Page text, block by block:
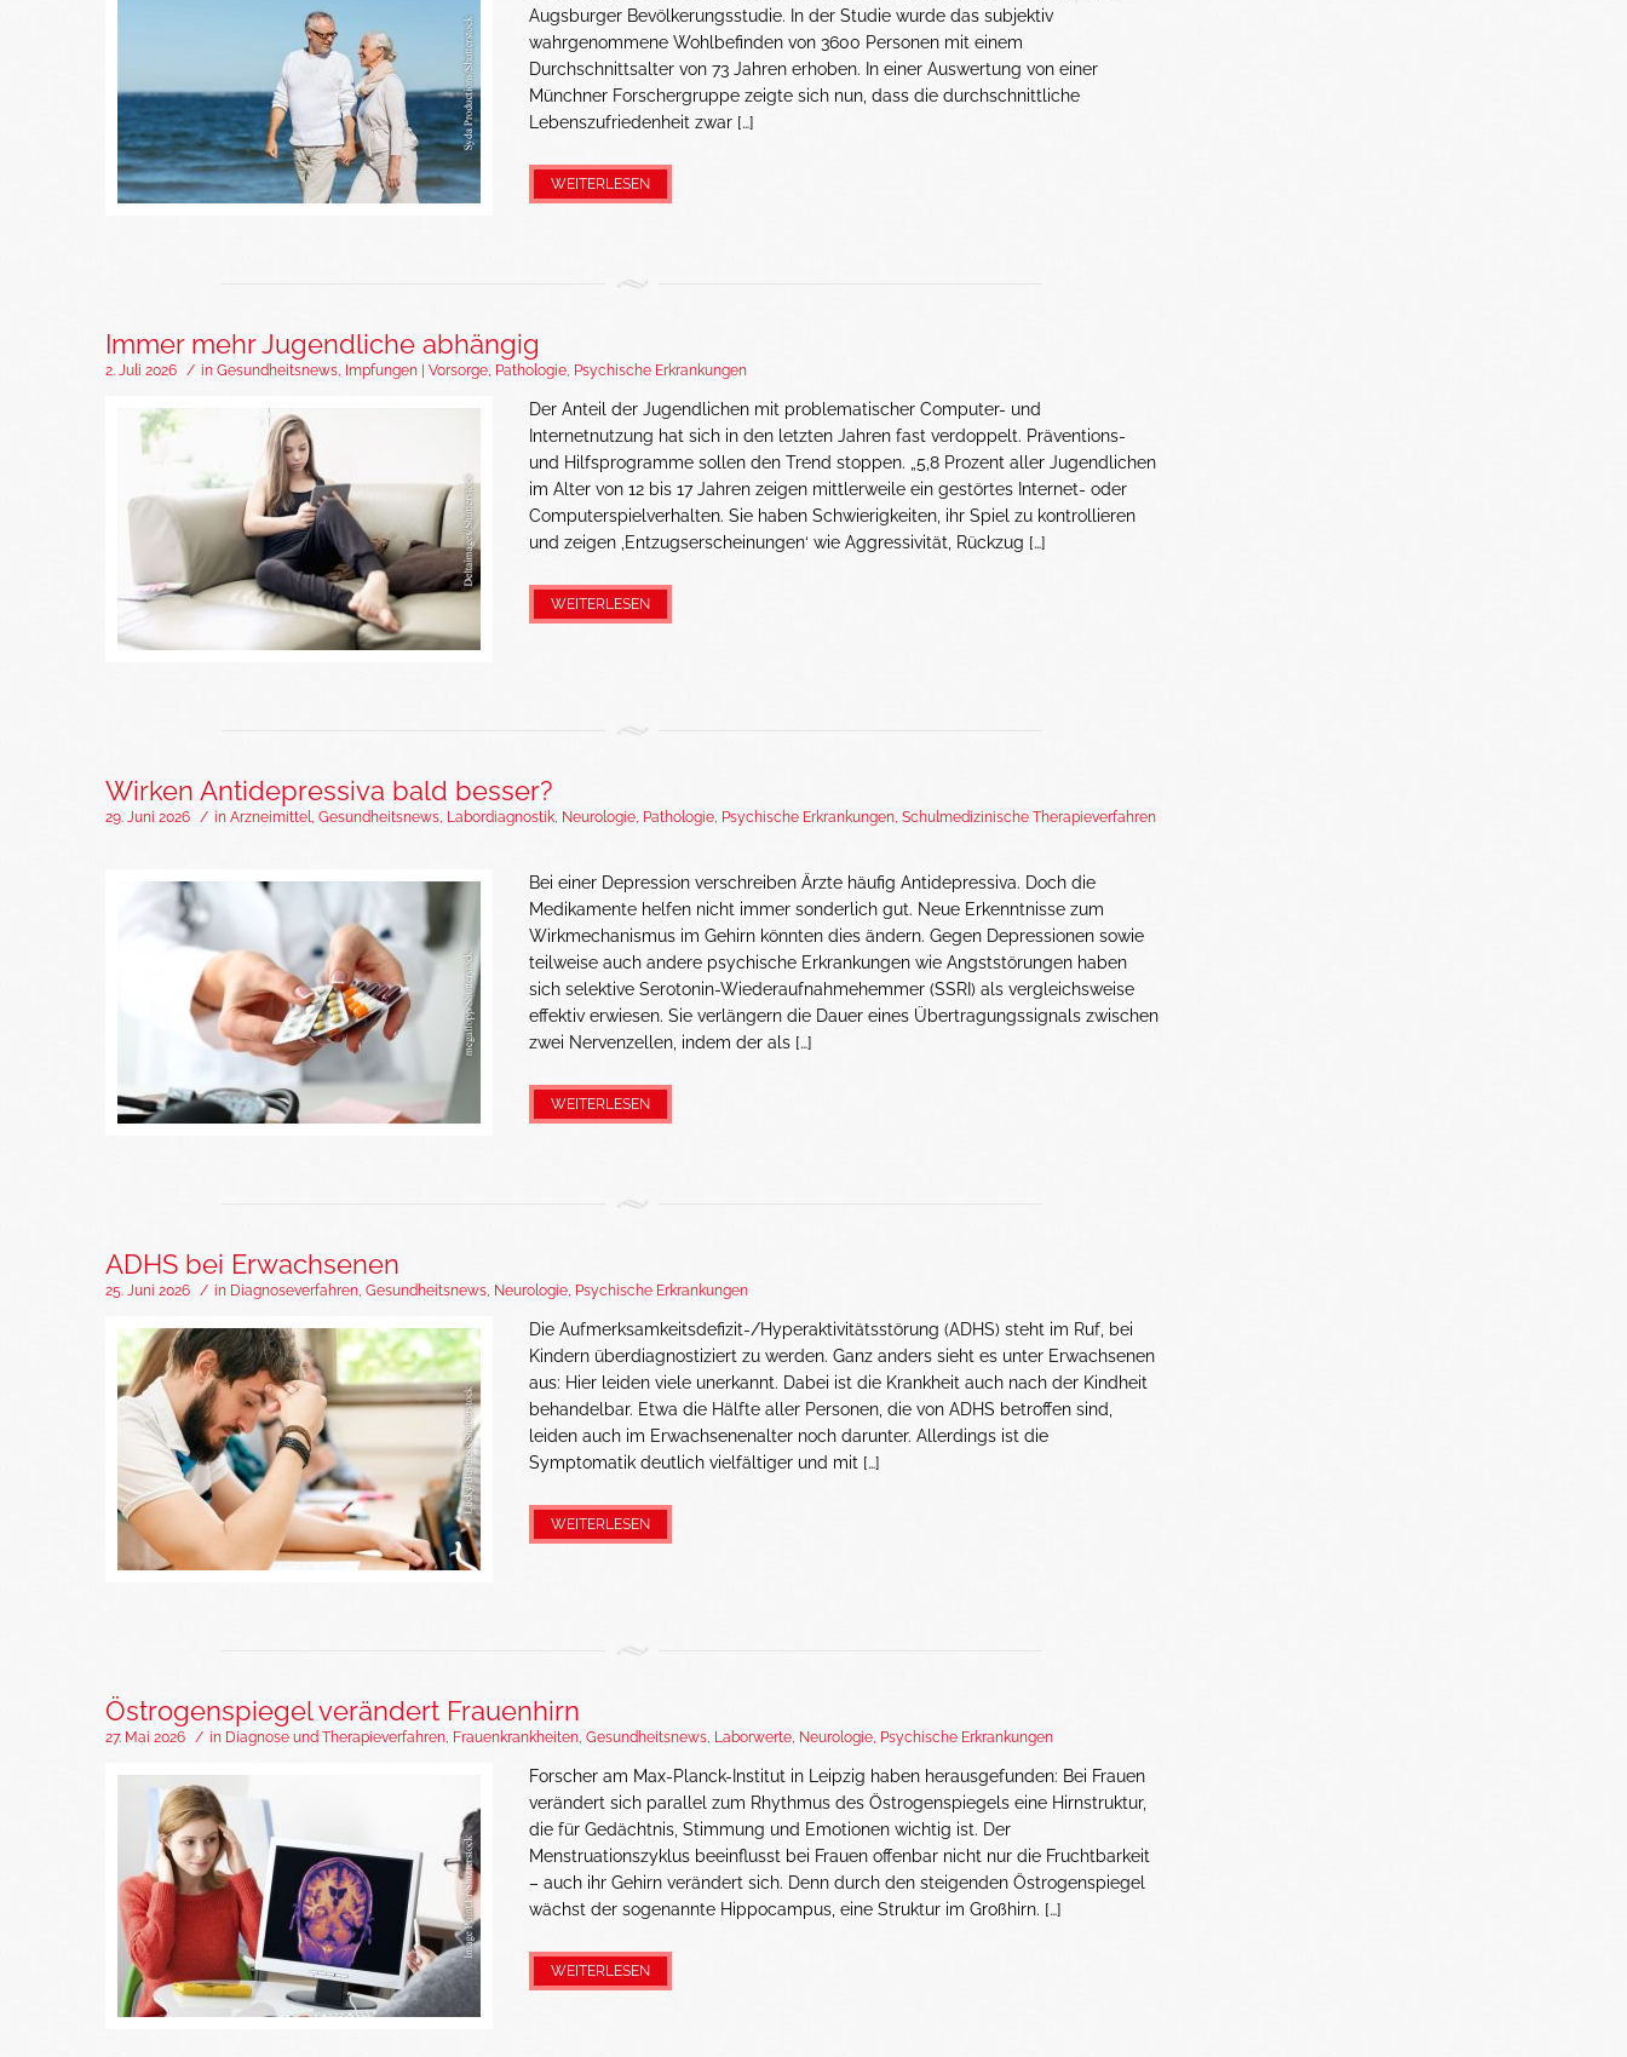
Augsburger Bevölkerungsstudie. In der Studie wurde das subjektiv
wahrgenommene Wohlbefinden von 3600 Personen mit einem
Durchschnittsalter von 73 Jahren erhoben. In einer Auswertung von einer
Münchner Forschergruppe zeigte sich nun, dass die durchschnittliche
Lebenszufriedenheit zwar […]
WEITERLESEN
Immer mehr Jugendliche abhängig
2. Juli 2026 / in Gesundheitsnews, Impfungen | Vorsorge, Pathologie, Psychische Erkrankungen
Der Anteil der Jugendlichen mit problematischer Computer- und
Internetnutzung hat sich in den letzten Jahren fast verdoppelt. Präventions-
und Hilfsprogramme sollen den Trend stoppen. „5,8 Prozent aller Jugendlichen
im Alter von 12 bis 17 Jahren zeigen mittlerweile ein gestörtes Internet- oder
Computerspielverhalten. Sie haben Schwierigkeiten, ihr Spiel zu kontrollieren
und zeigen ‚Entzugserscheinungen‘ wie Aggressivität, Rückzug […]
WEITERLESEN
Wirken Antidepressiva bald besser?
29. Juni 2026 / in Arzneimittel, Gesundheitsnews, Labordiagnostik, Neurologie, Pathologie, Psychische Erkrankungen, Schulmedizinische Therapieverfahren
Bei einer Depression verschreiben Ärzte häufig Antidepressiva. Doch die
Medikamente helfen nicht immer sonderlich gut. Neue Erkenntnisse zum
Wirkmechanismus im Gehirn könnten dies ändern. Gegen Depressionen sowie
teilweise auch andere psychische Erkrankungen wie Angststörungen haben
sich selektive Serotonin-Wiederaufnahmehemmer (SSRI) als vergleichsweise
effektiv erwiesen. Sie verlängern die Dauer eines Übertragungssignals zwischen
zwei Nervenzellen, indem der als […]
WEITERLESEN
ADHS bei Erwachsenen
25. Juni 2026 / in Diagnoseverfahren, Gesundheitsnews, Neurologie, Psychische Erkrankungen
Die Aufmerksamkeitsdefizit-/Hyperaktivitätsstörung (ADHS) steht im Ruf, bei
Kindern überdiagnostiziert zu werden. Ganz anders sieht es unter Erwachsenen
aus: Hier leiden viele unerkannt. Dabei ist die Krankheit auch nach der Kindheit
behandelbar. Etwa die Hälfte aller Personen, die von ADHS betroffen sind,
leiden auch im Erwachsenenalter noch darunter. Allerdings ist die
Symptomatik deutlich vielfältiger und mit […]
WEITERLESEN
Östrogenspiegel verändert Frauenhirn
27. Mai 2026 / in Diagnose und Therapieverfahren, Frauenkrankheiten, Gesundheitsnews, Laborwerte, Neurologie, Psychische Erkrankungen
Forscher am Max-Planck-Institut in Leipzig haben herausgefunden: Bei Frauen
verändert sich parallel zum Rhythmus des Östrogenspiegels eine Hirnstruktur,
die für Gedächtnis, Stimmung und Emotionen wichtig ist. Der
Menstruationszyklus beeinflusst bei Frauen offenbar nicht nur die Fruchtbarkeit
– auch ihr Gehirn verändert sich. Denn durch den steigenden Östrogenspiegel
wächst der sogenannte Hippocampus, eine Struktur im Großhirn. […]
WEITERLESEN